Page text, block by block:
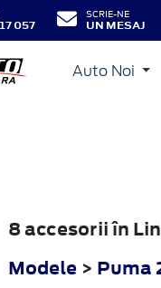
057
SCRIE-NE
UN MESAJ
Auto Noi
8 accesorii în
Modele > Puma